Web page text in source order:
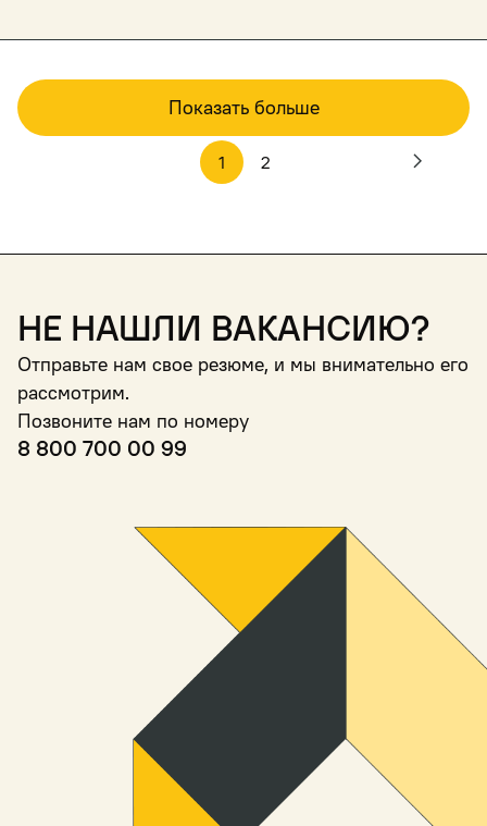
Показать больше
1 2
Не нашли вакансию?
Отправьте нам свое резюме, и мы внимательно его
рассмотрим.
Позвоните нам по номеру
8 800 700 00 99